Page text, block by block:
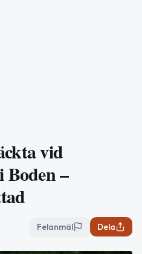
vid
–
Felanmäl Dela